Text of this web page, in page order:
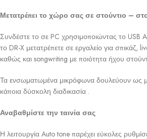
Μετατρέπει το χώρο σας σε στούντιο –
Συνδέστε το σε PC χρησιμοποιώντας το USB
το DR-X μετατρέπετε σε εργαλείο για σπικάζ,
καθώς και songwriting με ποιότητα ήχου
Τα ενσωματωμένα μικρόφωνα δουλεύουν ως
κάποια δύσκολη διαδικασία .
Αναβαθμίστε την ταινία σας
Η λειτουργία Auto tone παρέχει εύκολες